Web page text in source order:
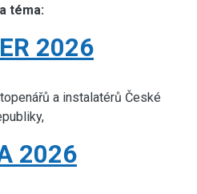
téma:
2026
a instalatérů České
2026